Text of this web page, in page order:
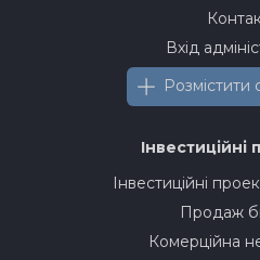
Вхід
Інвестиційні
Інвестиційні
Продаж
Комерційна